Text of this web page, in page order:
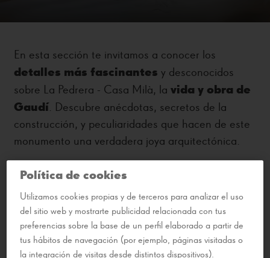
En esta sección te invitamos a conocer los
detalles más fascinantes y desconocidos
sobre La Pedrera - Casa Milà, la vida y obra de
Gaudí. Descubre anécdotas, secretos de la
construcción, y peculiaridades que hacen de este
monumento una verdadera joya arquitectónica.
Política de cookies
Utilizamos cookies propias y de terceros para analizar el uso
del sitio web y mostrarte publicidad relacionada con tus
preferencias sobre la base de un perfil elaborado a partir de
tus hábitos de navegación (por ejemplo, páginas visitadas o
la integración de visitas desde distintos dispositivos).